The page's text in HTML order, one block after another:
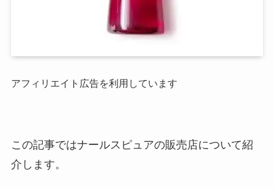
アフィリエイト広告を利用しています
この記事ではナールスピュアの販売店について紹
介します。